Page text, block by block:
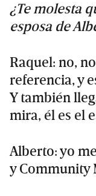
¿Te molesta
esposa de
Raquel: no,
referencia, y
Y también
mira, él es el
Alberto: yo
y Community